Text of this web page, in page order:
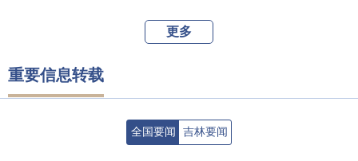
更多
重要信息转载
全国要闻 吉林要闻